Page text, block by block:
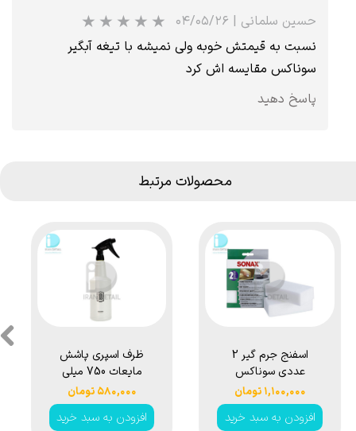
حسین سلمانی | ۰۴/۰۵/۲۶
نسبت به قیمتش خوبه ولی نمیشه با تیغه آبگیر
سوناکس مقایسه اش کرد
پاسخ دهید
محصولات مرتبط
ظرف اسپری پاشش
لیتری سورین بو
مدل Surainbow
Hand Pressure
۵۸۰,۰۰۰ تومان
افزودن به سبد خرید
عددی سوناکس
مدل Sonax Dirt
Eraser
۱,۱۰۰,۰۰۰ تومان
افزودن به سبد خرید